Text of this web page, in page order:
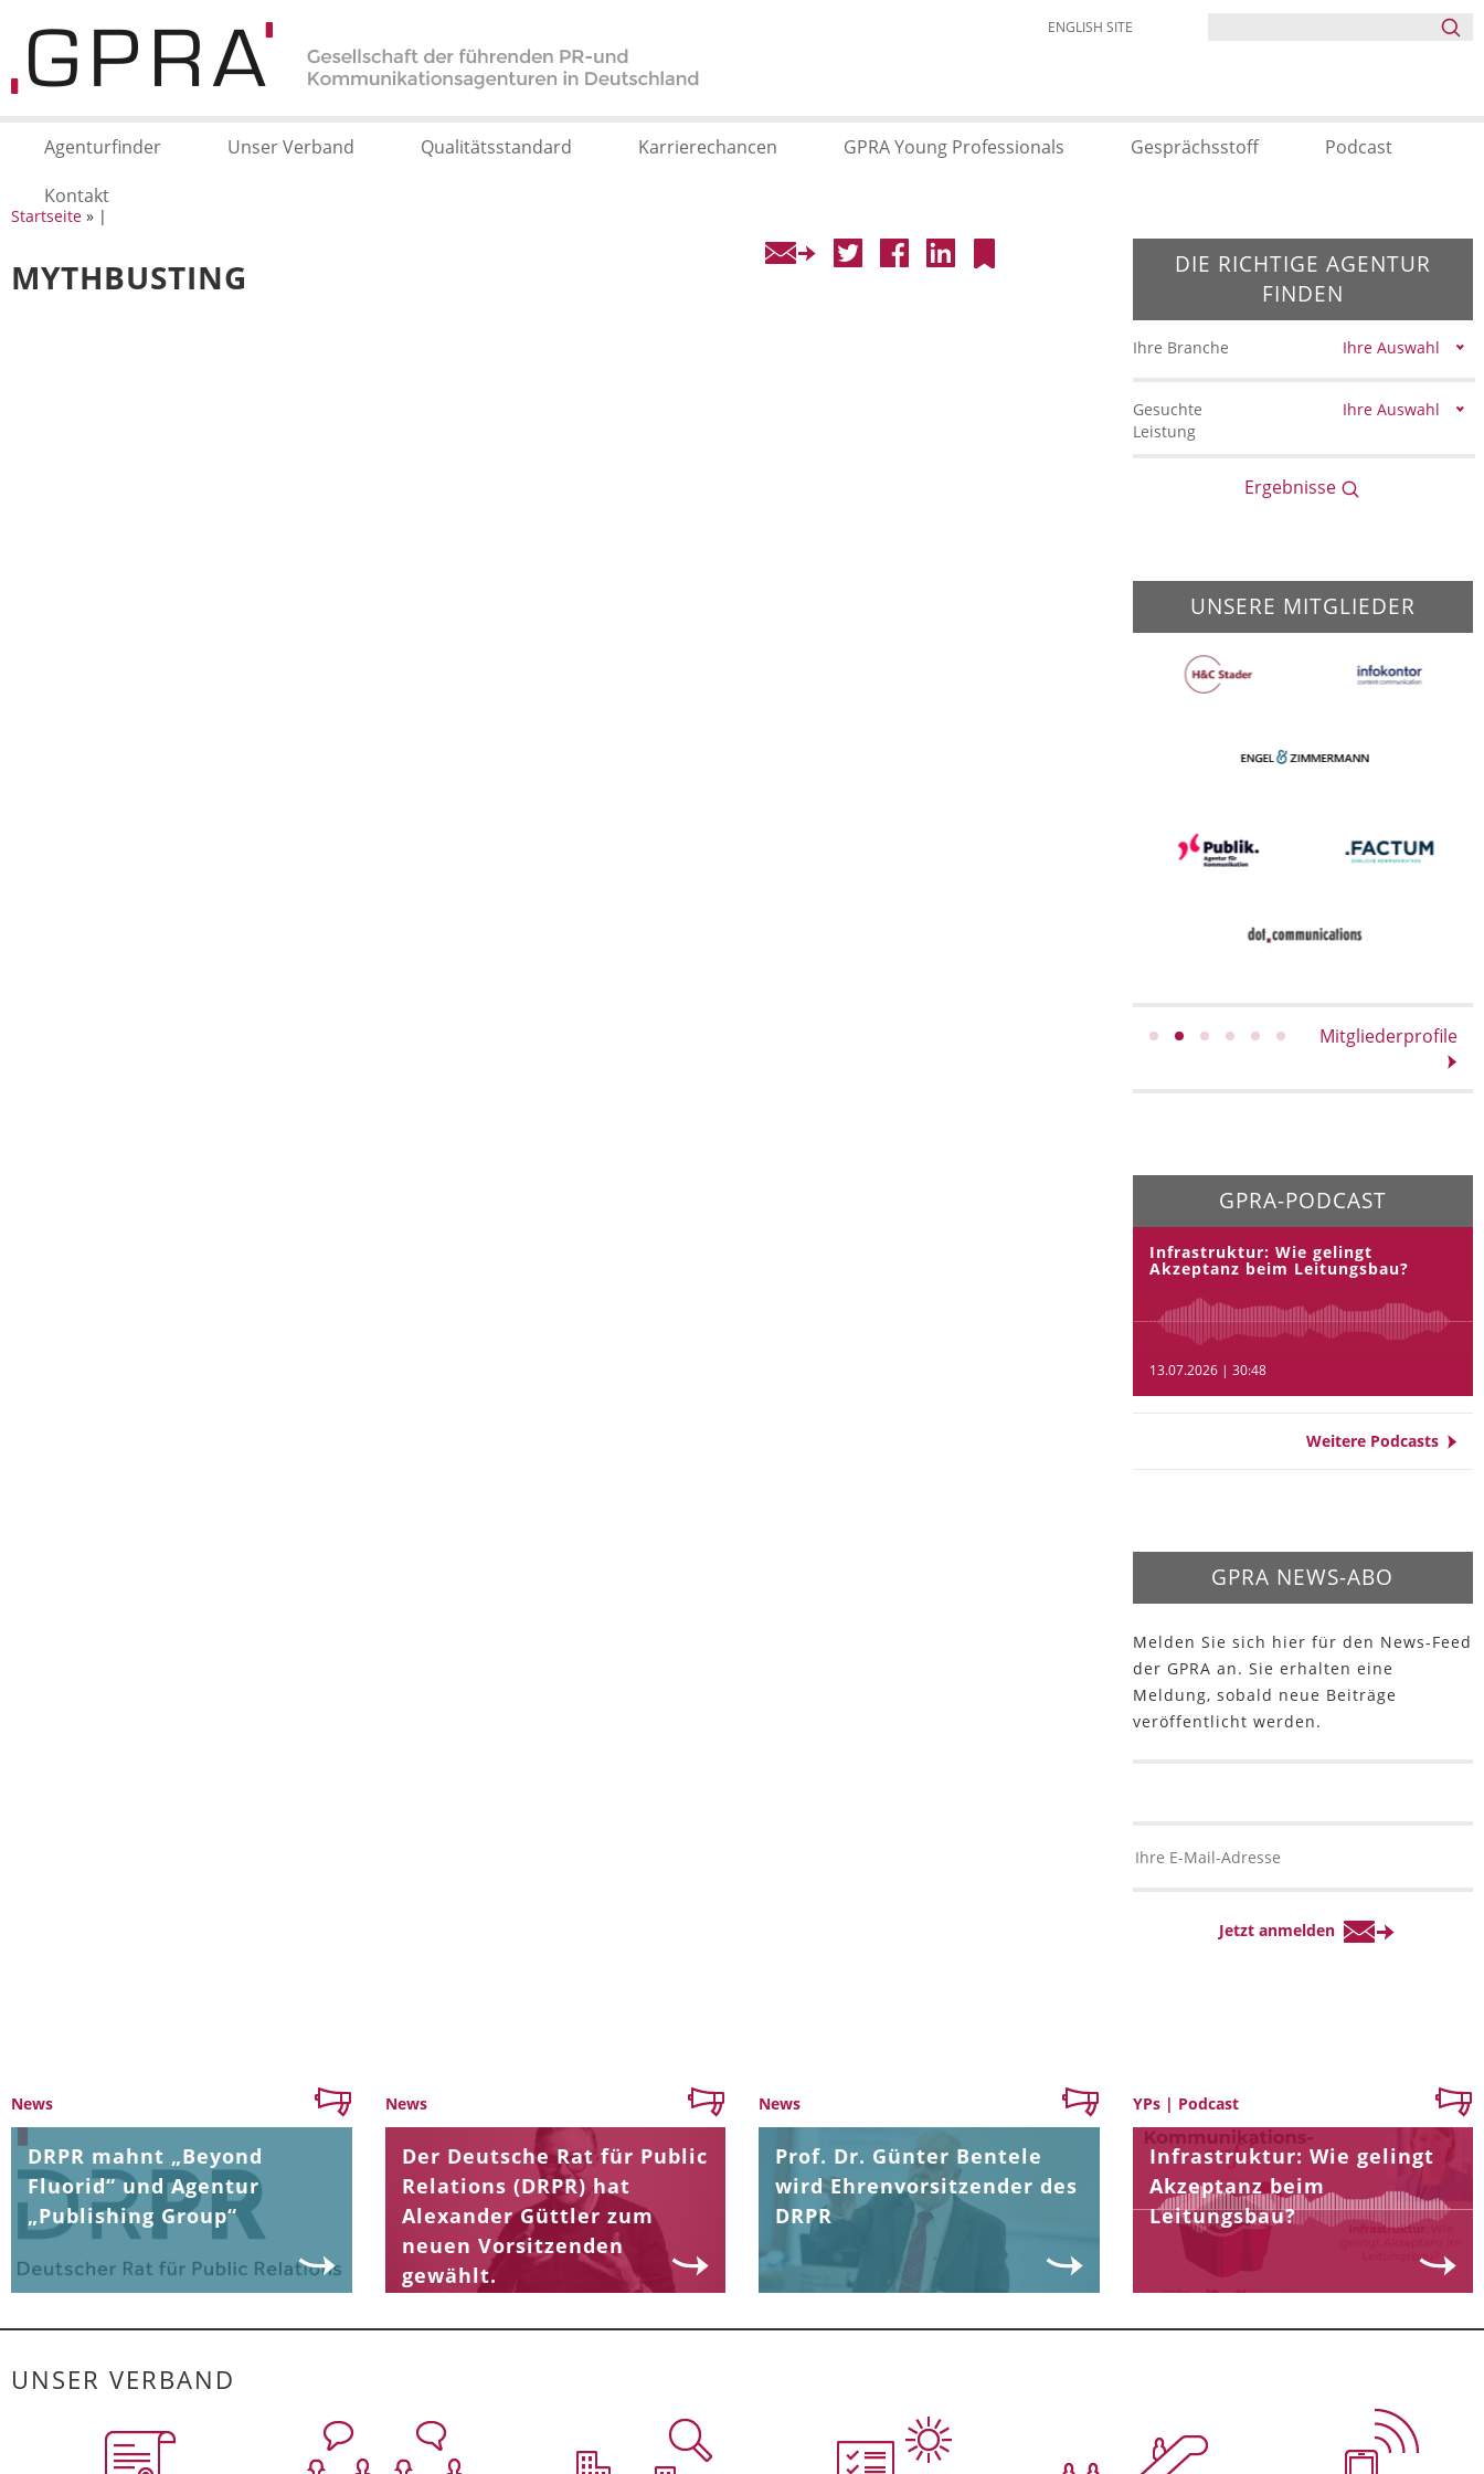
ENGLISH SITE
Agenturfinder Unser Verband Qualitätsstandard Karrierechancen GPRA Young Professionals Gesprächsstoff
Podcast
Kontakt
Startseite » |
MYTHBUSTING
DIE RICHTIGE AGENTUR
FINDEN
Ihre Branche Ihre Auswahl
Gesuchte
Leistung
Ihre Auswahl
Ergebnisse
UNSERE MITGLIEDER
Mitgliederprofile
GPRA-PODCAST
Infrastruktur: Wie gelingt
Akzeptanz beim Leitungsbau?
13.07.2026 | 30:48
Weitere Podcasts
GPRA NEWS-ABO
Melden Sie sich hier für den News-Feed
der GPRA an. Sie erhalten eine
Meldung, sobald neue Beiträge
veröffentlicht werden.
News
DRPR mahnt „Beyond
Fluorid“ und Agentur
„Publishing Group“
News
Der Deutsche Rat für Public
Relations (DRPR) hat
Alexander Güttler zum
neuen Vorsitzenden
gewählt.
News
Prof. Dr. Günter Bentele
wird Ehrenvorsitzender des
DRPR
YPs | Podcast
Infrastruktur: Wie gelingt
Akzeptanz beim
Leitungsbau?
UNSER VERBAND